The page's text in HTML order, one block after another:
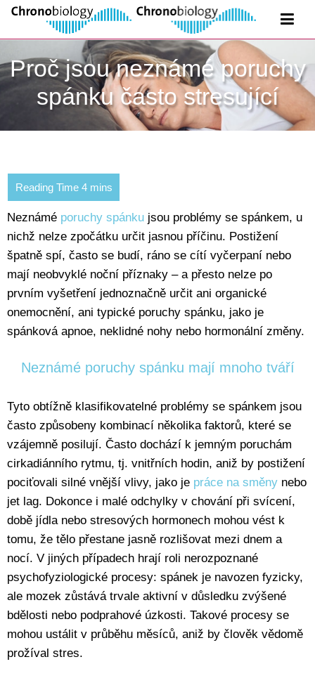
Proč jsou neznámé poruchy
spánku často stresující
Neznámé poruchy spánku jsou problémy se spánkem, u
nichž nelze zpočátku určit jasnou příčinu. Postižení
špatně spí, často se budí, ráno se cítí vyčerpaní nebo
mají neobvyklé noční příznaky – a přesto nelze po
prvním vyšetření jednoznačně určit ani organické
onemocnění, ani typické poruchy spánku, jako je
spánková apnoe, neklidné nohy nebo hormonální změny.
Neznámé poruchy spánku mají mnoho tváří
Tyto obtížně klasifikovatelné problémy se spánkem jsou
často způsobeny kombinací několika faktorů, které se
vzájemně posilují. Často dochází k jemným poruchám
cirkadiánního rytmu, tj. vnitřních hodin, aniž by postižení
pociťovali silné vnější vlivy, jako je práce na směny nebo
jet lag. Dokonce i malé odchylky v chování při svícení,
době jídla nebo stresových hormonech mohou vést k
tomu, že tělo přestane jasně rozlišovat mezi dnem a
nocí. V jiných případech hrají roli nerozpoznané
psychofyziologické procesy: spánek je navozen fyzicky,
ale mozek zůstává trvale aktivní v důsledku zvýšené
bdělosti nebo podprahové úzkosti. Takové procesy se
mohou ustálit v průběhu měsíců, aniž by člověk vědomě
prožíval stres.